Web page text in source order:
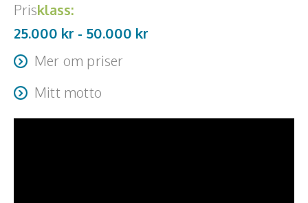
Prisklass:
25.000 kr - 50.000 kr
Mer om priser
25 000 - 50 000 som föreläsare Moderator enligt offert
Resa + logi tillkommer
Mitt motto
"Vi klarar mer än vi tror"